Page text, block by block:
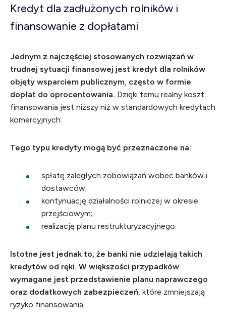
Kredyt dla zadłużonych rolników i
finansowanie z dopłatami
Jednym z najczęściej stosowanych rozwiązań w
trudnej sytuacji finansowej jest kredyt dla rolników
objęty wsparciem publicznym, często w formie
dopłat do oprocentowania. Dzięki temu realny koszt
finansowania jest niższy niż w standardowych kredytach
komercyjnych.
Tego typu kredyty mogą być przeznaczone na:
spłatę zaległych zobowiązań wobec banków i
dostawców;
kontynuację działalności rolniczej w okresie
przejściowym;
realizację planu restrukturyzacyjnego.
Istotne jest jednak to, że banki nie udzielają takich
kredytów od ręki. W większości przypadków
wymagane jest przedstawienie planu naprawczego
oraz dodatkowych zabezpieczeń, które zmniejszają
ryzyko finansowania.